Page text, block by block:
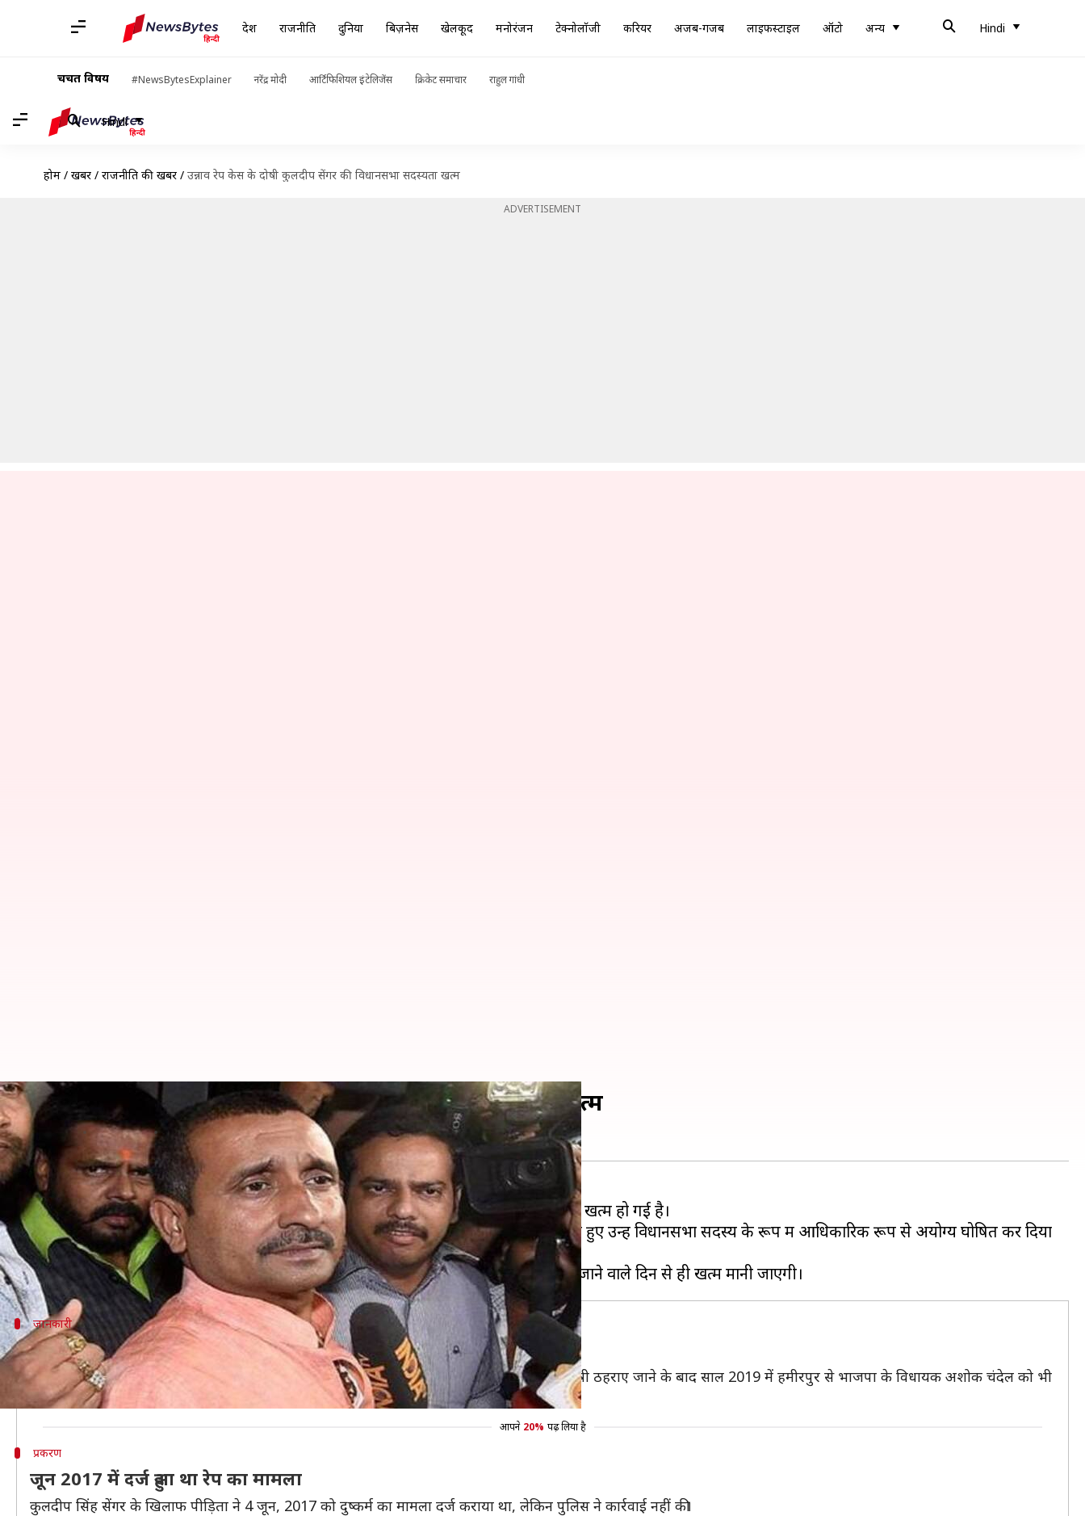
देश राजनीति दुनिया बिज़नेस खेलकूद मनोरंजन टेक्नोलॉजी करियर अजब-गजब लाइफस्टाइल ऑटो अन्य Hindi
चर्चित विषय #NewsBytesExplainer नरेंद्र मोदी आर्टिफिशियल इंटेलिजेंस क्रिकेट समाचार राहुल गांधी
Hindi
होम / खबरें / राजनीति की खबरें / उन्नाव रेप केस के दोषी कुलदीप सेंगर की विधानसभा सदस्यता खत्म
ADVERTISEMENT
उन्नाव रेप केस के दोषी कुलदीप सेंगर की विधानसभा सदस्यता खत्म
लेखन Feb 25, 2020 08:20 pm
क्या है खबर?
उन्नाव रेप केस में आजीवन कारावास की सजा भुगत रहे कुलदीप सिंह सेंगर की विधानसभा सदस्यता खत्म हो गई है।
उत्तर प्रदेश विधानसभा के प्रमुख सचिव प्रदीप दुबे ने मंगलवार को इस संबंध में अधिसूचना जारी करते हुए उन्हें विधानसभा सदस्य के रूप में आधिकारिक रूप से अयोग्य घोषित कर दिया
है।
जानकारी
पिछले साल भी अयोग्य घोषित हुआ था उत्तर प्रदेश का एक विधायक
विधानसभा की ओर से सदस्यता खत्म किए जाने का यह दूसरा मामला है। इससे पहले हत्या के मामले में दोषी ठहराए जाने के बाद साल 2019 में हमीरपुर से भाजपा के विधायक अशोक चंदेल को भी
अयोग्य घोषित किया जा चुका है।
आपने 20% पढ़ लिया है
प्रकरण
जून 2017 में दर्ज हुआ था रेप का मामला
कुलदीप सिंह सेंगर के खिलाफ पीड़िता ने 4 जून, 2017 को दुष्कर्म का मामला दर्ज कराया था, लेकिन पुलिस ने कार्रवाई नहीं की।